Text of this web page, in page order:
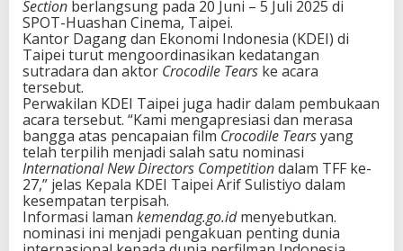
Section berlangsung pada 20 Juni – 5 Juli 2025 di
SPOT-Huashan Cinema, Taipei.
Kantor Dagang dan Ekonomi Indonesia (KDEI) di
Taipei turut mengoordinasikan kedatangan
sutradara dan aktor Crocodile Tears ke acara
tersebut.
Perwakilan KDEI Taipei juga hadir dalam pembukaan
acara tersebut. “Kami mengapresiasi dan merasa
bangga atas pencapaian film Crocodile Tearsyang
telah terpilih menjadi salah satu nominasi
International New Directors Competitiondalam TFF ke-
27,” jelas Kepala KDEI Taipei Arif Sulistiyo dalam
kesempatan terpisah.
Informasi laman kemendag.go.idmenyebutkan.
nominasi ini menjadi pengakuan penting dunia